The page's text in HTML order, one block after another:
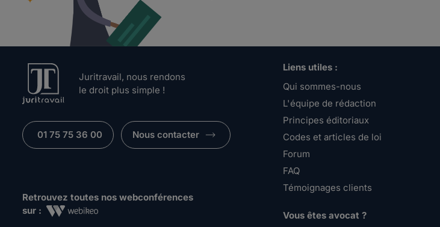
Juritravail, nous rendons
le droit plus simple !
01 75 75 36 00 Nous contacter
Retrouvez toutes nos webconférences
sur :
Liens utiles :
Qui sommes-nous
L'équipe de rédaction
Principes éditoriaux
Codes et articles de loi
Forum
FAQ
Témoignages clients
Vous êtes avocat ?